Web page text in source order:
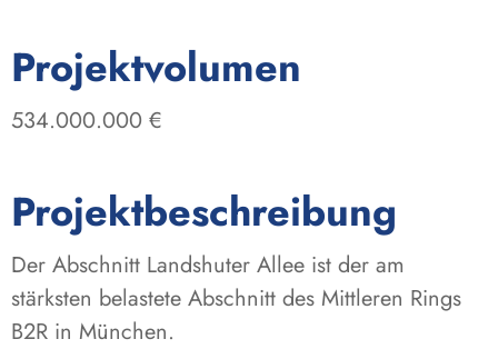
Projektvolumen
534.000.000 €
Projektbeschreibung
Der Abschnitt Landshuter Allee ist der am
stärksten belastete Abschnitt des Mittleren Rings
B2R in München.